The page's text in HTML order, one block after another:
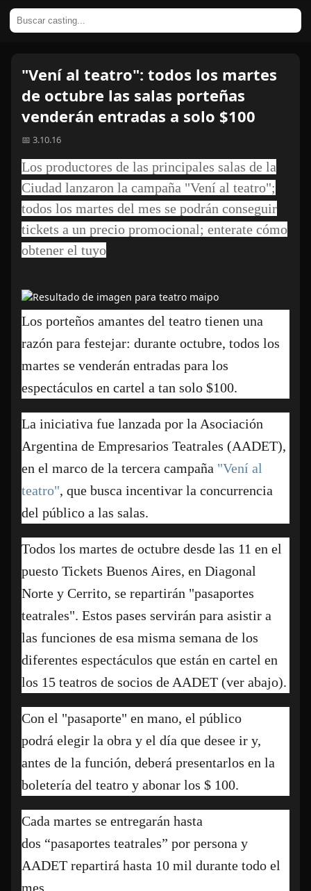
"Vení al teatro": todos los martes
de octubre las salas porteñas
venderán entradas a solo $100
📅 3.10.16
Los productores de las principales salas de la
Ciudad lanzaron la campaña "Vení al teatro";
todos los martes del mes se podrán conseguir
tickets a un precio promocional; enterate cómo
obtener el tuyo
Los porteños amantes del teatro tienen una
razón para festejar: durante octubre, todos los
martes se venderán entradas para los
espectáculos en cartel a tan solo $100.
La iniciativa fue lanzada por la Asociación
Argentina de Empresarios Teatrales (AADET),
en el marco de la tercera campaña "Vení al
teatro", que busca incentivar la concurrencia
del público a las salas.
Todos los martes de octubre desde las 11 en el
puesto Tickets Buenos Aires, en Diagonal
Norte y Cerrito, se repartirán "pasaportes
teatrales". Estos pases servirán para asistir a
las funciones de esa misma semana de los
diferentes espectáculos que están en cartel en
los 15 teatros de socios de AADET (ver abajo).
Con el "pasaporte" en mano, el público
podrá elegir la obra y el día que desee ir y,
antes de la función, deberá presentarlos en la
boletería del teatro y abonar los $ 100.
Cada martes se entregarán hasta
dos “pasaportes teatrales” por persona y
AADET repartirá hasta 10 mil durante todo el
mes.